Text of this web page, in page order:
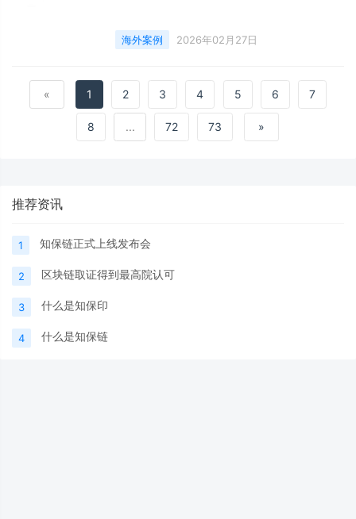
海外案例 2026年02月27日
« 1 2 3 4 5 6 7
8 ... 72 73 »
推荐资讯
1 知保链正式上线发布会
2 区块链取证得到最高院认可
3 什么是知保印
4 什么是知保链